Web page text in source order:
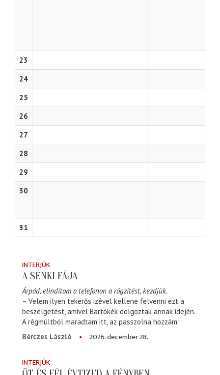
23
24
25
26
27
28
29
30
31
INTERJÚK
A SENKI FÁJA
Árpád, elindítom a telefonon a rögzítést, kezdjük.
– Velem ilyen tekerős izével kellene felvenni ezt a
beszélgetést, amivel Bartókék dolgoztak annak idején.
A régmúltból maradtam itt, az passzolna hozzám.
Bérczes László
2026. december 28.
INTERJÚK